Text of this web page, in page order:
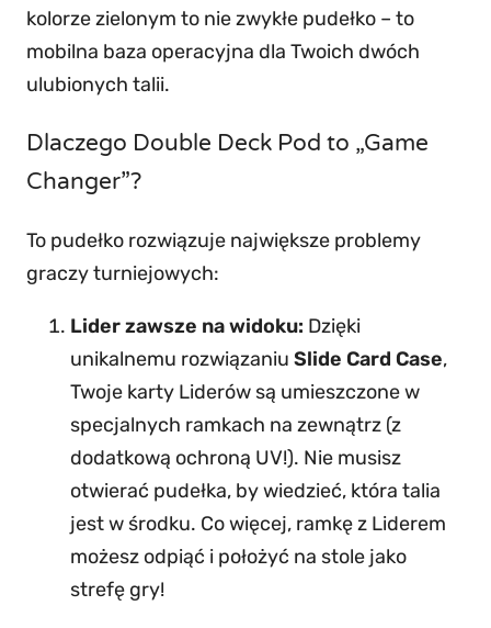
2
5
7
,
9
z
ł
.
,
4
.
U
n
l
m
i
e
d
kolorze zielonym to nie zwykłe pudełko – to
mobilna baza operacyjna dla Twoich dwóch
ulubionych talii.
Dlaczego Double Deck Pod to „Game
Changer”?
To pudełko rozwiązuje największe problemy
graczy turniejowych:
Lider zawsze na widoku: Dzięki
unikalnemu rozwiązaniu Slide Card Case,
Twoje karty Liderów są umieszczone w
specjalnych ramkach na zewnątrz (z
dodatkową ochroną UV!). Nie musisz
otwierać pudełka, by wiedzieć, która talia
jest w środku. Co więcej, ramkę z Liderem
możesz odpiąć i położyć na stole jako
strefę gry!